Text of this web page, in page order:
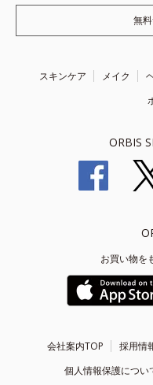
無
スキンケア メイク
ORBIS
お買い物を
会社案内TOP 採用情
個人情報保護につい